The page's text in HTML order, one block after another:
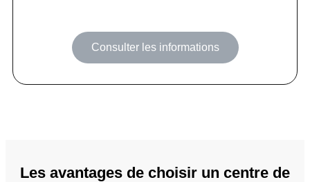
Consulter les informations
Les avantages de choisir un centre de